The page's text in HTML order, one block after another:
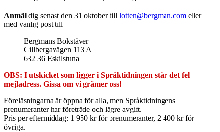
Anmäl dig senast den 31 oktober till lotten@bergman.com eller
med vanlig post till
Bergmans Bokstäver
Gillbergavägen 113 A
632 36 Eskilstuna
OBS: I utskicket som ligger i Språktidningen står det fel
mejladress. Gissa om vi grämer oss!
Föreläsningarna är öppna för alla, men Språktidningens
prenumeranter har företräde och lägre avgift.
Pris per eftermiddag: 1 950 kr för prenumeranter, 2 400 kr för
övriga.